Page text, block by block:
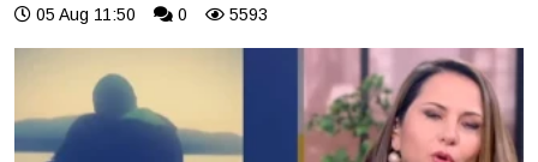
05 Aug 11:50 0 5593